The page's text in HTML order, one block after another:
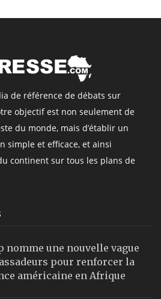
de référence de débats sur
objectif est non seulement de
du monde, mais d’établir un
simple et efficace, et ainsi
continent sur tous les plans de
nomme une nouvelle vague
pour renforcer la
américaine en Afrique